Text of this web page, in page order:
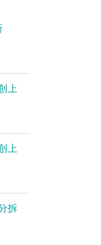
上
上
拆